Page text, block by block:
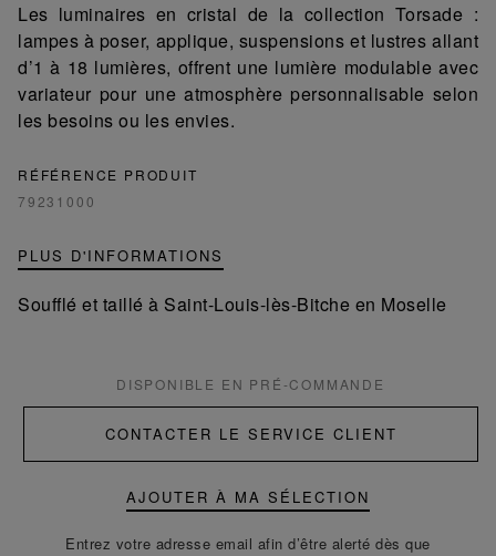
Les luminaires en cristal de la collection Torsade :
lampes à poser, applique, suspensions et lustres allant
d’1 à 18 lumières, offrent une lumière modulable avec
variateur pour une atmosphère personnalisable selon
les besoins ou les envies.
RÉFÉRENCE PRODUIT
79231000
PLUS D'INFORMATIONS
Soufflé et taillé à Saint-Louis-lès-Bitche en Moselle
DISPONIBLE EN PRÉ-COMMANDE
CONTACTER LE SERVICE CLIENT
AJOUTER À MA SÉLECTION
Entrez votre adresse email afin d’être alerté dès que